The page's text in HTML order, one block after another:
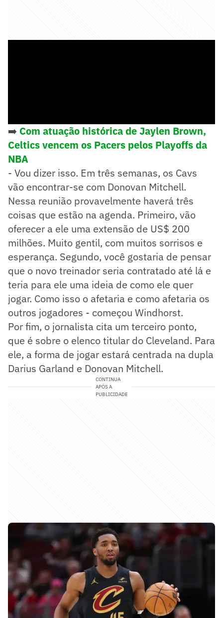
➡️ Com atuação histórica de Jaylen Brown,
Celtics vencem os Pacers pelos Playoffs da
NBA
- Vou dizer isso. Em três semanas, os Cavs
vão encontrar-se com Donovan Mitchell.
Nessa reunião provavelmente haverá três
coisas que estão na agenda. Primeiro, vão
oferecer a ele uma extensão de US$ 200
milhões. Muito gentil, com muitos sorrisos e
esperança. Segundo, você gostaria de pensar
que o novo treinador seria contratado até lá e
teria para ele uma ideia de como ele quer
jogar. Como isso o afetaria e como afetaria os
outros jogadores - começou Windhorst.
Por fim, o jornalista cita um terceiro ponto,
que é sobre o elenco titular do Cleveland. Para
ele, a forma de jogar estará centrada na dupla
Darius Garland e Donovan Mitchell.
CONTINUA
APÓS A
PUBLICIDADE